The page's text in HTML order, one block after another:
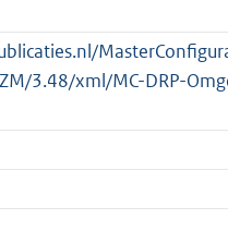
3.48/xml/MC-DRP-